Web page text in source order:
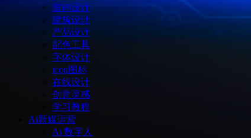
室内设计
建筑设计
产品设计
配色工具
字体设计
icon图标
在线设计
创意灵感
学习教程
Ai新媒运营
Ai 数字人